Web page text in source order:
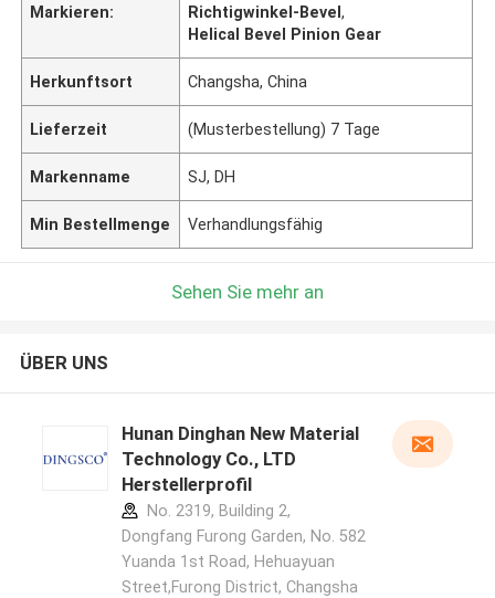
Markieren:
Richtigwinkel-Bevel,
Helical Bevel Pinion Gear
Herkunftsort Changsha, China
Lieferzeit (Musterbestellung) 7 Tage
Markenname SJ, DH
Min Bestellmenge Verhandlungsfähig
Sehen Sie mehr an
ÜBER UNS
Hunan Dinghan New Material
Technology Co., LTD
Herstellerprofil
No. 2319, Building 2,
Dongfang Furong Garden, No. 582
Yuanda 1st Road, Hehuayuan
Street,Furong District, Changsha